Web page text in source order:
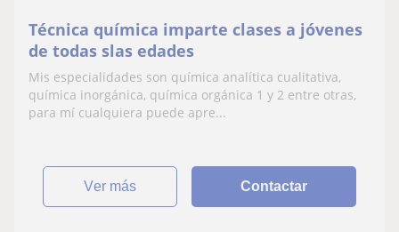
Técnica química imparte clases a jóvenes
de todas slas edades
Mis especialidades son química analítica cualitativa,
química inorgánica, química orgánica 1 y 2 entre otras,
para mí cualquiera puede apre...
ver más Contactar